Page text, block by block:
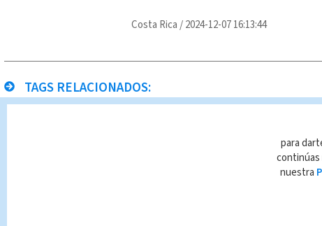
Costa Rica /2024-12-07 16:13:44
TAGS RELACIONADOS:
Queda prohibida la reproducción total o parcial del contenido de
autorizada constituye una infracción y un delito de conformidad
para
continúas
nuestra